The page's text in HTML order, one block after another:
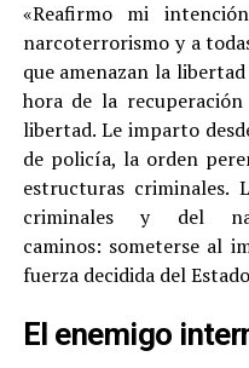
«Reafirmo mi
narcoterrorismo y a
que amenazan la
hora de la
libertad. Le imparto
de policía, la orden
estructuras criminales.
criminales y del
caminos: someterse al
fuerza decidida del
El enemigo